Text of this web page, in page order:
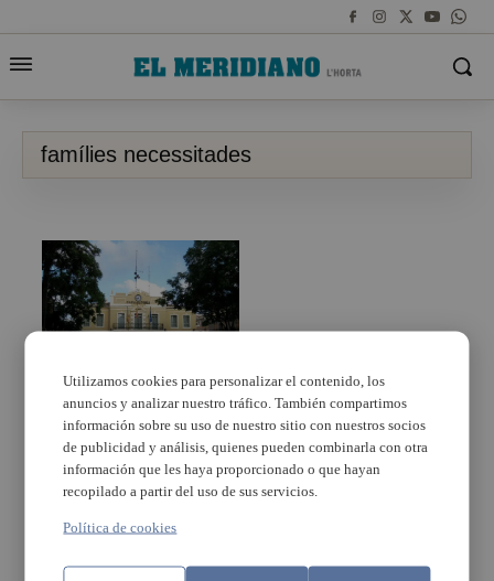
famílies necessitades
Pobla de Farnals:
30.000 euros en 6
mesos per a famílies
necessitades
Utilizamos cookies para personalizar el contenido, los
anuncios y analizar nuestro tráfico. También compartimos
información sobre su uso de nuestro sitio con nuestros socios
de publicidad y análisis, quienes pueden combinarla con otra
información que les haya proporcionado o que hayan
recopilado a partir del uso de sus servicios.
Política de cookies